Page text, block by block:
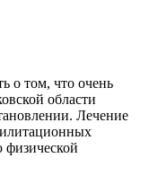
о том, что очень
области
Лечение
физической